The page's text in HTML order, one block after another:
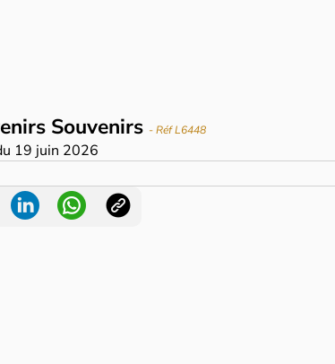
Souvenirs - Réf L6448
19 juin 2026